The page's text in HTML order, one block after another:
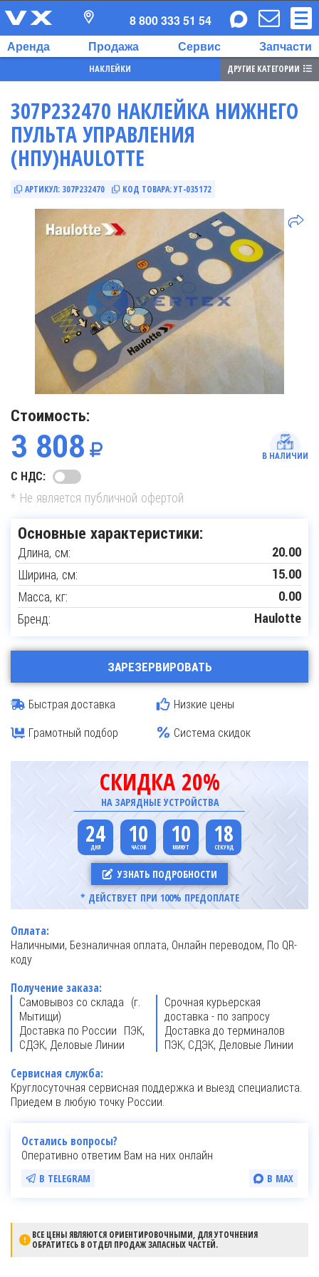
Аренда Продажа Сервис Запчасти
8 800 333 51 54
НАКЛЕЙКИ ДРУГИЕ КАТЕГОРИИ
307P232470 НАКЛЕЙКА НИЖНЕГО
ПУЛЬТА УПРАВЛЕНИЯ
(НПУ)HAULOTTE
АРТИКУЛ: 307P232470 КОД ТОВАРА:УТ-035172
Стоимость:
3 808 В НАЛИЧИИ
С НДС:
* Не является публичной офертой
Основные характеристики:
Длина, см: 20.00
Ширина, см: 15.00
Масса, кг: 0.00
Бренд: Haulotte
ЗАРЕЗЕРВИРОВАТЬ
Быстрая доставка
Низкие цены
Грамотный подбор
Система скидок
СКИДКА 20%
НА ЗАРЯДНЫЕ УСТРОЙСТВА
24 10 10 18
УЗНАТЬ ПОДРОБНОСТИ
* ДЕЙСТВУЕТ ПРИ 100% ПРЕДОПЛАТЕ
Оплата:
Наличными, Безналичная оплата, Онлайн переводом, По QR-
коду
Получение заказа:
Самовывоз со склада (г.
Мытищи)
Срочная курьерская
доставка - по запросу
Доставка по России ПЭК,
СДЭК, Деловые Линии
Доставка до терминалов
ПЭК, СДЭК, Деловые Линии
Сервисная служба:
Круглосуточная сервисная поддержка и выезд специалиста.
Приедем в любую точку России.
Остались вопросы?
Оперативно ответим Вам на них онлайн
В TELEGRAM В MAX
ВСЕ ЦЕНЫ ЯВЛЯЮТСЯ ОРИЕНТИРОВОЧНЫМИ, ДЛЯ УТОЧНЕНИЯ
ОБРАТИТЕСЬ В ОТДЕЛ ПРОДАЖ ЗАПАСНЫХ ЧАСТЕЙ.